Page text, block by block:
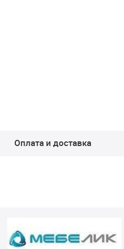
Оплата и доставка